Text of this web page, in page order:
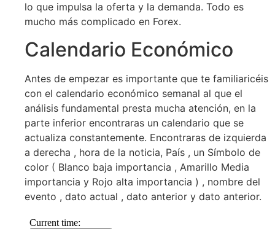
lo que impulsa la oferta y la demanda. Todo es
mucho más complicado en Forex.
Calendario Económico
Antes de empezar es importante que te familiaricéis
con el calendario económico semanal al que el
análisis fundamental presta mucha atención, en la
parte inferior encontraras un calendario que se
actualiza constantemente. Encontraras de izquierda
a derecha , hora de la noticia, País , un Símbolo de
color ( Blanco baja importancia , Amarillo Media
importancia y Rojo alta importancia ) , nombre del
evento , dato actual , dato anterior y dato anterior.